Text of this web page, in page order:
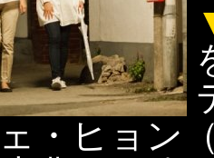
・ヒョン